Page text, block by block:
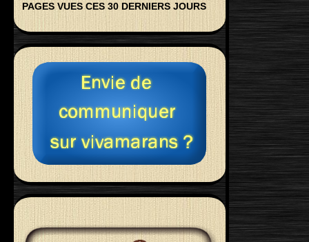
PAGES VUES CES 30 DERNIERS JOURS